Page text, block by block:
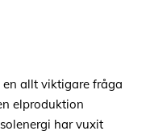
allt viktigare fråga
elproduktion
har vuxit